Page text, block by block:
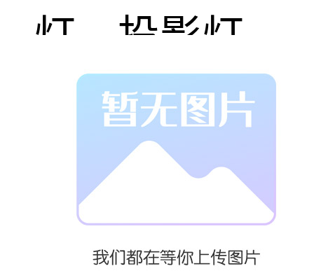
灯，投影灯，
拉索灯，喷泉
灯，高杆灯，
庭院灯，景观